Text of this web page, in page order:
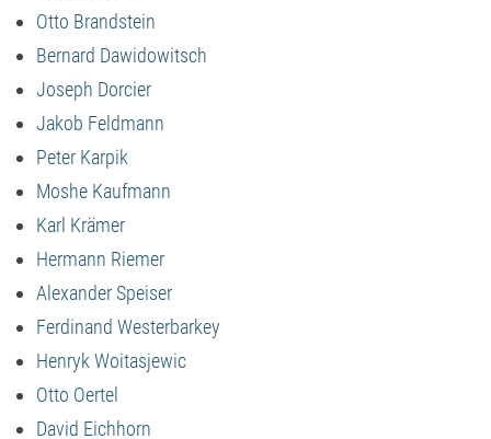
Otto Brandstein
Bernard Dawidowitsch
Joseph Dorcier
Jakob Feldmann
Peter Karpik
Moshe Kaufmann
Karl Krämer
Hermann Riemer
Alexander Speiser
Ferdinand Westerbarkey
Henryk Woitasjewic
Otto Oertel
David Eichhorn